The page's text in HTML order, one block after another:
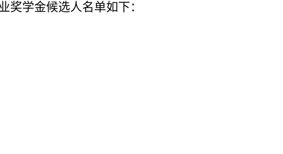
奖学金候选人名单如下：